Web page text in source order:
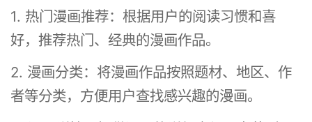
1. 热门漫画推荐：根据用户的阅读习惯和喜
好，推荐热门、经典的漫画作品。
2. 漫画分类：将漫画作品按照题材、地区、作
者等分类，方便用户查找感兴趣的漫画。